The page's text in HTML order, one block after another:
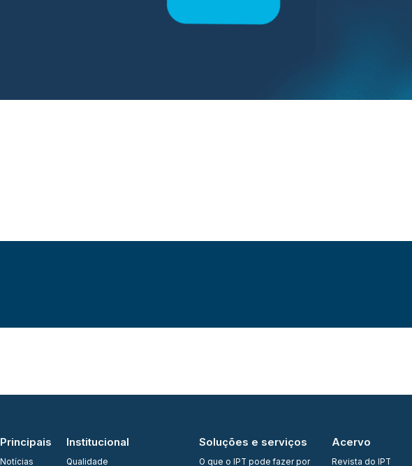
Principais
Notícias
Institucional
Qualidade
Soluções e serviços
O que o IPT pode fazer por
Acervo
Revista do IPT